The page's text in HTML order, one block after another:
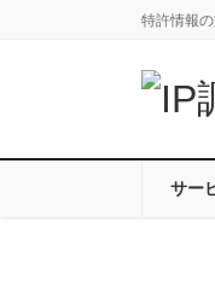
に
ョ
特許情報
サー